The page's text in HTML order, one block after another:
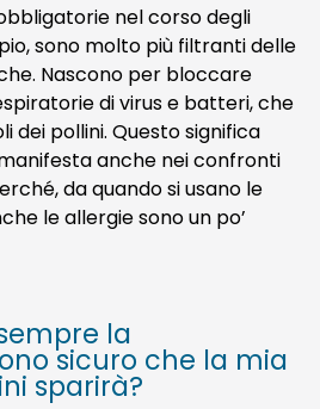
nel corso degli
sono molto più filtranti delle
Nascono per bloccare
di virus e batteri, che
dei pollini. Questo significa
anche nei confronti
da quando si usano le
le allergie sono un po’
la
sicuro che la mia
sparirà?